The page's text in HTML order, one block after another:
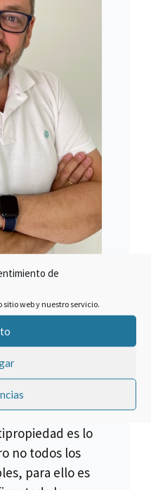
de
web y nuestro servicio.
lograr un
cosas bien.
asociado a la
es lo
no todos los
para ello es